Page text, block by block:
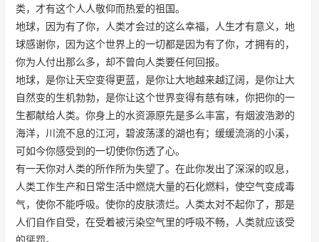
类，才有这个人人敬仰而热爱的祖国。
地球，因为有了你，人类才会过的这么幸福，人生才有意义，地
球感谢你，因为这个世界上的一切都是因为有了你，才拥有的，
你为人付出那么多，却不曾向人类要任何回报。
地球，是你让天空变得更蓝，是你让大地越来越辽阔，是你让大
自然变的生机勃勃，是你让这个世界变得有慈有味，你把你的一
生都献给人类。你身上的水资源原先是多么丰富，有烟波浩渺的
海洋，川流不息的江河，碧波荡漾的湖也有；缓缓流淌的小溪，
可如今你感受到的一切使你伤透了心。
有一天你对人类的所作所为失望了。在此你发出了深深的叹息，
人类工作生产和日常生活中燃烧大量的石化燃料，使空气变成毒
气，使你不能呼吸。使你的皮肤溃烂。人类太对不起你了，那是
人们自作自受，在受着被污染空气里的呼吸不畅，人类就应该受
的惩罚。